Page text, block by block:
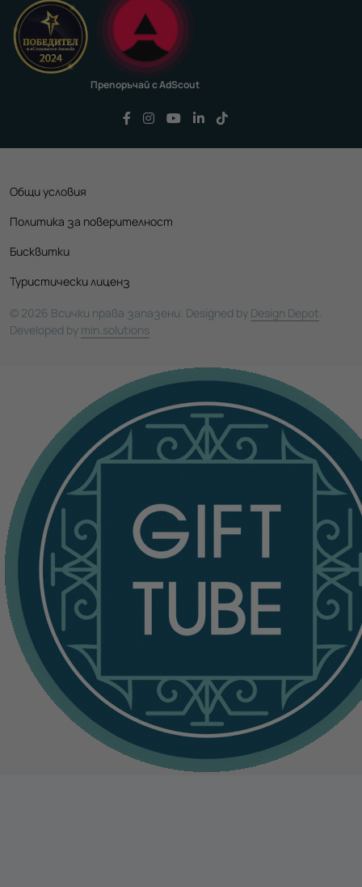
Препоръчай с AdScout
Последвайте ни във Facebook
Последвайте ни във Instagram
Последвайте ни във
Последвайте ни във
Общи условия
Политика за поверителност
Бисквитки
Туристически лиценз
© 2026 Всички права запазени. Designed by Design Depot.
Developed by min.solutions